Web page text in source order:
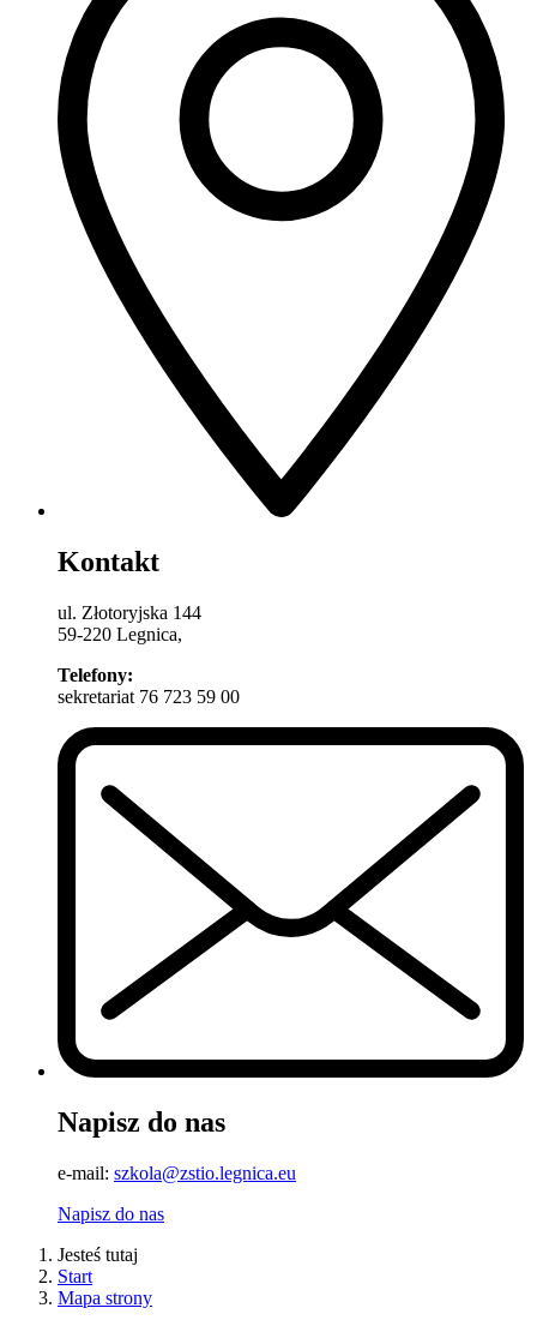
Kontakt
ul. Złotoryjska 144
59-220 Legnica,
Telefony:
sekretariat 76 723 59 00
Napisz do nas
e-mail: szkola@zstio.legnica.eu
Napisz do nas
Jesteś tutaj
Start
Mapa strony